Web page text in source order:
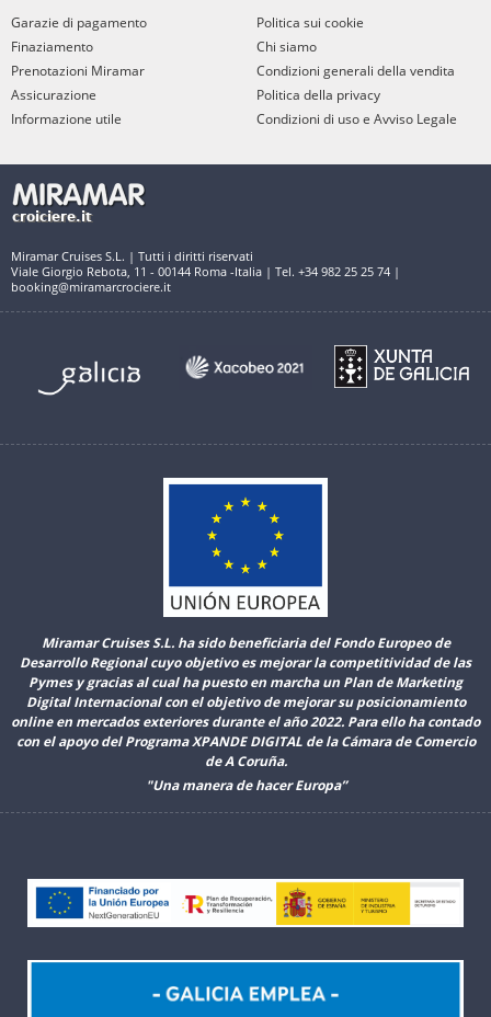
Garazie di pagamento
Finaziamento
Prenotazioni Miramar
Assicurazione
Informazione utile
Politica sui cookie
Chi siamo
Condizioni generali della vendita
Politica della privacy
Condizioni di uso e Avviso Legale
Miramar Cruises S.L. | Tutti i diritti riservati
Viale Giorgio Rebota, 11 - 00144 Roma -Italia | Tel. +34 982 25 25 74 |
booking@miramarcrociere.it
Miramar Cruises S.L. ha sido beneficiaria del Fondo Europeo de
Desarrollo Regional cuyo objetivo es mejorar la competitividad de las
Pymes y gracias al cual ha puesto en marcha un Plan de Marketing
Digital Internacional con el objetivo de mejorar su posicionamiento
online en mercados exteriores durante el año 2022. Para ello ha contado
con el apoyo del Programa XPANDE DIGITAL de la Cámara de Comercio
de A Coruña.
"Una manera de hacer Europa”